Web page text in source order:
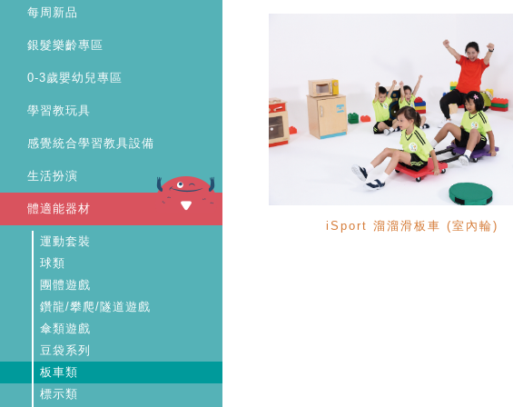
每周新品
銀髮樂齡專區
0-3歲嬰幼兒專區
學習教玩具
感覺統合學習教具設備
生活扮演
體適能器材
運動套裝
球類
團體遊戲
鑽龍/攀爬/隧道遊戲
傘類遊戲
豆袋系列
板車類
標示類
iSport 溜溜滑板車 (室內輪)